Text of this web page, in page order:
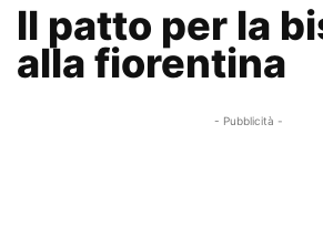
Il patto per la
alla fiorentina
- Pubblicità -